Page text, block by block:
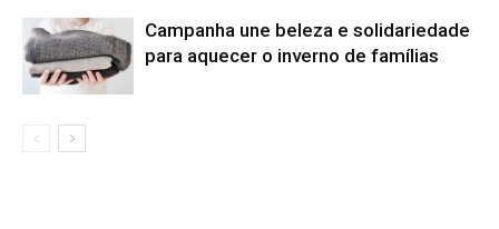
Campanha une beleza e solidariedade
para aquecer o inverno de famílias